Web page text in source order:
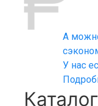
А
У нас
Каталог